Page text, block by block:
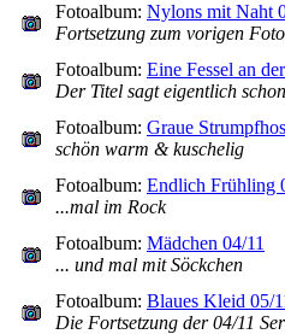
Fotoalbum: Nylons mit Naht
Fortsetzung zum vorigen
Fotoalbum: Eine Fessel an
Der Titel sagt eigentlich
Fotoalbum: Graue
schön warm & kuschelig
Fotoalbum: Endlich Frühling
...mal im Rock
Fotoalbum: Mädchen 04/11
... und mal mit Söckchen
Fotoalbum: Blaues Kleid 05/
Die Fortsetzung der 04/11